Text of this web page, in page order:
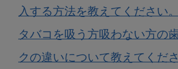
入する方法を教えてください。
タバコを吸う方吸わない方の
クの違いについて教えてくださ